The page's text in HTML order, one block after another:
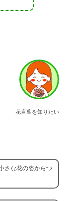
花言葉を知りたい
さな花の姿からつ